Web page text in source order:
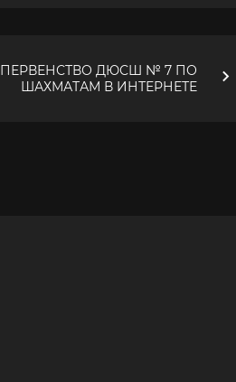
ПЕРВЕНСТВО ДЮСШ № 7 ПО
ШАХМАТАМ В ИНТЕРНЕТЕ